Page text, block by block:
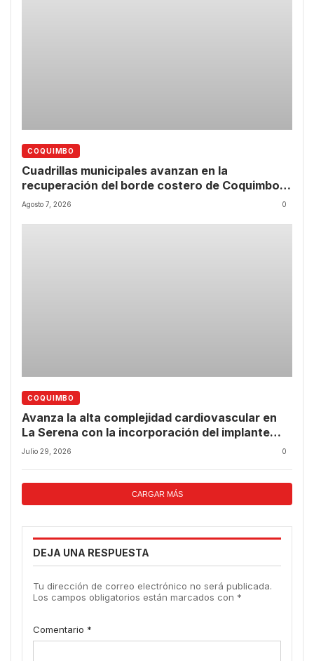
COQUIMBO
Cuadrillas municipales avanzan en la
recuperación del borde costero de Coquimbo
tras las lluvias
Agosto 7, 2026 0
COQUIMBO
Avanza la alta complejidad cardiovascular en
La Serena con la incorporación del implante
valvular transcatéter
Julio 29, 2026 0
CARGAR MÁS
DEJA UNA RESPUESTA
Tu dirección de correo electrónico no será publicada.
Los campos obligatorios están marcados con *
Comentario *